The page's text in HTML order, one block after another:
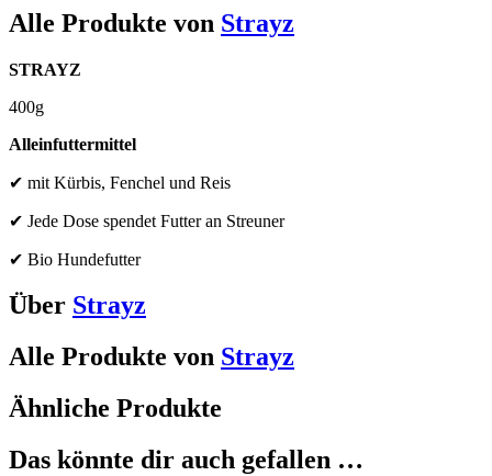
Alle Produkte von Strayz
STRAYZ
400g
Alleinfuttermittel
✔ mit Kürbis, Fenchel und Reis
✔ Jede Dose spendet Futter an Streuner
✔ Bio Hundefutter
Über Strayz
Alle Produkte von Strayz
Ähnliche Produkte
Das könnte dir auch gefallen …